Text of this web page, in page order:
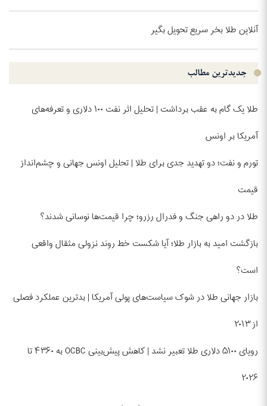
آنلاین طلا بخر سریع تحویل بگیر
جدیدترین مطالب
طلا یک گام به عقب برداشت | تحلیل اثر نفت ۱۰۰ دلاری و تعرفه‌های
آمریکا بر اونس
تورم و نفت؛ دو تهدید جدی برای طلا | تحلیل اونس جهانی و چشم‌انداز
قیمت
طلا در دو راهی جنگ و فدرال رزرو؛ چرا قیمت‌ها نوسانی شدند؟
بازگشت امید به بازار طلا؛ آیا شکست خط روند نزولی مثقال واقعی
است؟
بازار جهانی طلا در شوک سیاست‌های پولی آمریکا | بدترین عملکرد فصلی
از ۲۰۱۳
رویای ۵۱۰۰ دلاری طلا تعبیر نشد | کاهش پیش‌بینی OCBC به ۴۳۶۰ تا
۲۰۲۶